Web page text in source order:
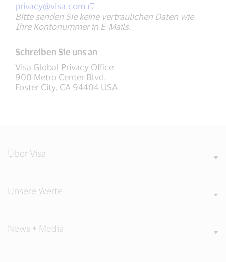
privacy@visa.com
Bitte senden Sie keine vertraulichen Daten wie
Ihre Kontonummer in E-Mails.
Schreiben Sie uns an
Visa Global Privacy Office
900 Metro Center Blvd.
Foster City, CA 94404 USA
Über Visa
Unsere Werte
News + Media